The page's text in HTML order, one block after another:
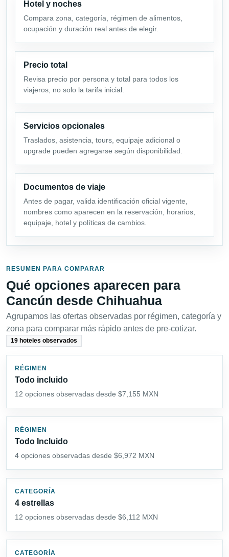
Hotel y noches
Compara zona, categoría, régimen de alimentos,
ocupación y duración real antes de elegir.
Precio total
Revisa precio por persona y total para todos los
viajeros, no solo la tarifa inicial.
Servicios opcionales
Traslados, asistencia, tours, equipaje adicional o
upgrade pueden agregarse según disponibilidad.
Documentos de viaje
Antes de pagar, valida identificación oficial vigente,
nombres como aparecen en la reservación, horarios,
equipaje, hotel y políticas de cambios.
RESUMEN PARA COMPARAR
Qué opciones aparecen para
Cancún desde Chihuahua
Agrupamos las ofertas observadas por régimen, categoría y
zona para comparar más rápido antes de pre-cotizar.
19 hoteles observados
RÉGIMEN
Todo incluido
12 opciones observadas desde $7,155 MXN
RÉGIMEN
Todo Incluido
4 opciones observadas desde $6,972 MXN
CATEGORÍA
4 estrellas
12 opciones observadas desde $6,112 MXN
CATEGORÍA